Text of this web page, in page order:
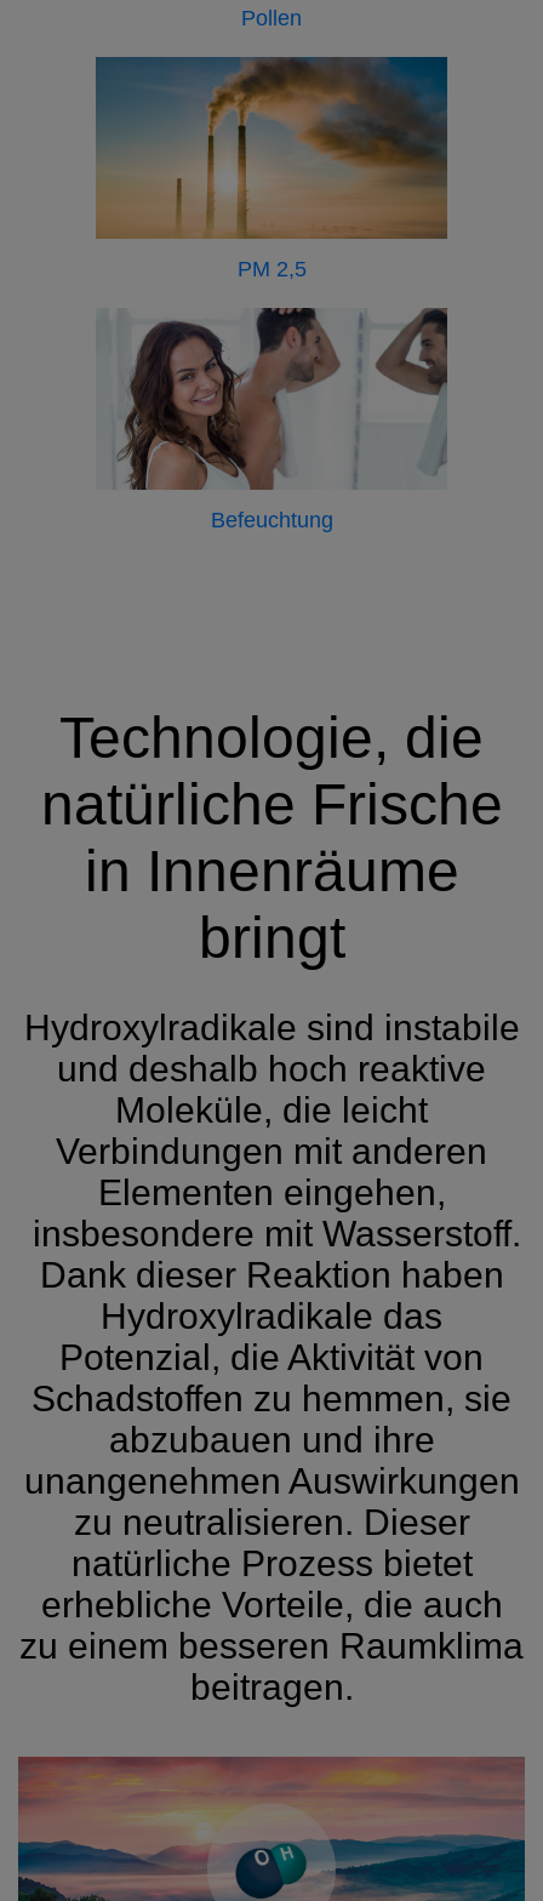
Pollen
PM 2,5
Befeuchtung
Technologie, die
natürliche Frische
in Innenräume
bringt
Hydroxylradikale sind instabile
und deshalb hoch reaktive
Moleküle, die leicht
Verbindungen mit anderen
Elementen eingehen,
insbesondere mit Wasserstoff.
Dank dieser Reaktion haben
Hydroxylradikale das
Potenzial, die Aktivität von
Schadstoffen zu hemmen, sie
abzubauen und ihre
unangenehmen Auswirkungen
zu neutralisieren. Dieser
natürliche Prozess bietet
erhebliche Vorteile, die auch
zu einem besseren Raumklima
beitragen.